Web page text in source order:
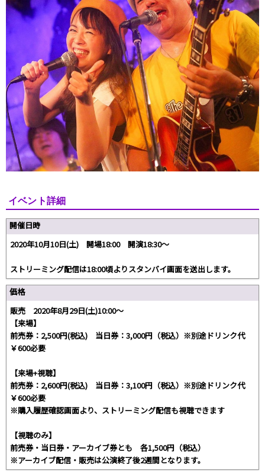
イベント詳細
開催日時
2020年10月10日(土) 開場18:00 開演18:30～
ストリーミング配信は18:00頃よりスタンバイ画面を送出します。
価格
販売 2020年8月29日(土)10:00～
【来場】
前売券：2,500円(税込) 当日券：3,000円（税込）※別途ドリンク代
￥600必要
【来場+視聴】
前売券：2,600円(税込) 当日券：3,100円（税込）※別途ドリンク代
￥600必要
※購入履歴確認画面より、ストリーミング配信も視聴できます
【視聴のみ】
前売券・当日券・アーカイブ券とも 各1,500円（税込）
※アーカイブ配信・販売は公演終了後2週間となります。